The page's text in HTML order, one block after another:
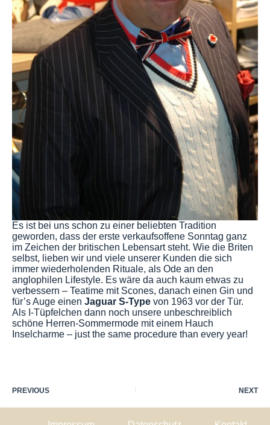
Es ist bei uns schon zu einer beliebten Tradition
geworden, dass der erste verkaufsoffene Sonntag ganz
im Zeichen der britischen Lebensart steht. Wie die Briten
selbst, lieben wir und viele unserer Kunden die sich
immer wiederholenden Rituale, als Ode an den
anglophilen Lifestyle. Es wäre da auch kaum etwas zu
verbessern – Teatime mit Scones, danach einen Gin und
für’s Auge einen Jaguar S-Type von 1963 vor der Tür.
Als I-Tüpfelchen dann noch unsere unbeschreiblich
schöne Herren-Sommermode mit einem Hauch
Inselcharme – just the same procedure than every year!
PREVIOUS NEXT